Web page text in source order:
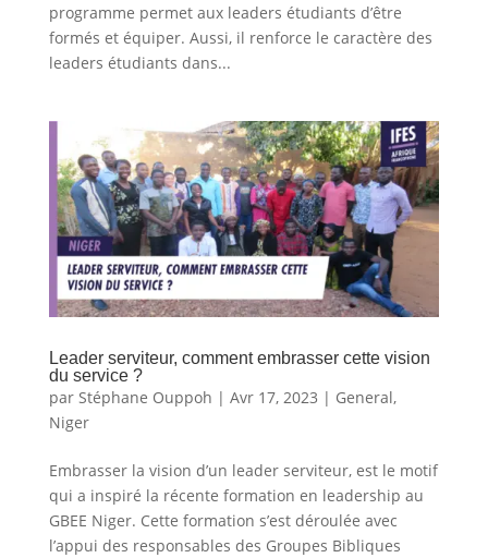
programme permet aux leaders étudiants d’être
formés et équiper. Aussi, il renforce le caractère des
leaders étudiants dans...
Leader serviteur, comment embrasser cette vision
du service ?
par Stéphane Ouppoh | Avr 17, 2023 | General,
Niger
Embrasser la vision d’un leader serviteur, est le motif
qui a inspiré la récente formation en leadership au
GBEE Niger. Cette formation s’est déroulée avec
l’appui des responsables des Groupes Bibliques